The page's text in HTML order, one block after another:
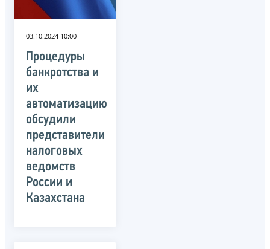
03.10.2024 10:00
Процедуры
банкротства и
их
автоматизацию
обсудили
представители
налоговых
ведомств
России и
Казахстана